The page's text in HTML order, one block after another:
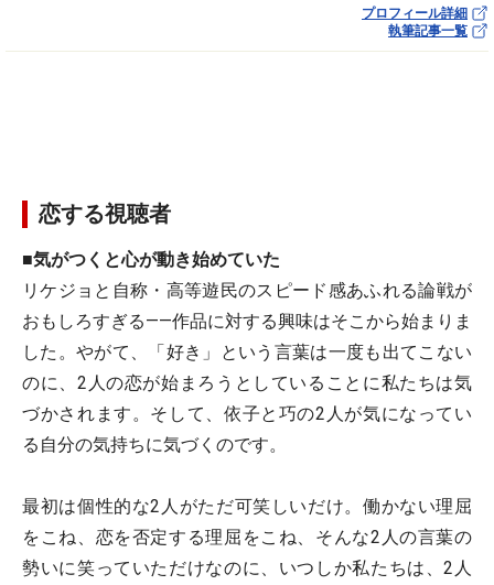
プロフィール詳細
執筆記事一覧
恋する視聴者
■気がつくと心が動き始めていた
リケジョと自称・高等遊民のスピード感あふれる論戦が
おもしろすぎる――作品に対する興味はそこから始まりま
した。やがて、「好き」という言葉は一度も出てこない
のに、2人の恋が始まろうとしていることに私たちは気
づかされます。そして、依子と巧の2人が気になってい
る自分の気持ちに気づくのです。
最初は個性的な2人がただ可笑しいだけ。働かない理屈
をこね、恋を否定する理屈をこね、そんな2人の言葉の
勢いに笑っていただけなのに、いつしか私たちは、2人